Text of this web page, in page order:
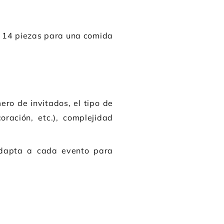
piezas para una comida
de invitados, el tipo de
etc.), complejidad
a cada evento para